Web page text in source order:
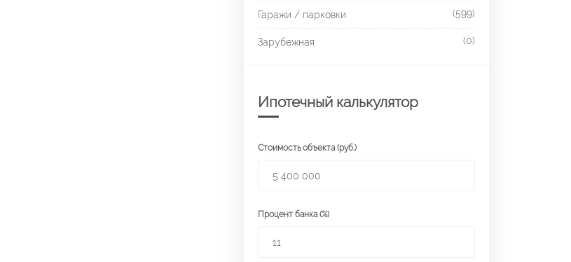
Гаражи / парковки (599)
Зарубежная (0)
Ипотечный калькулятор
Стоимость объекта (руб.)
Процент банка (%)